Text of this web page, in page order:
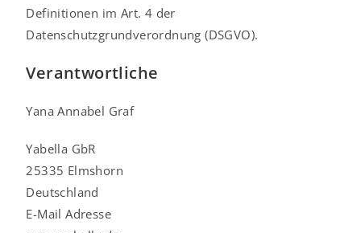
Definitionen im Art. 4 der
Datenschutzgrundverordnung (DSGVO).
Verantwortliche
Yana Annabel Graf
Yabella GbR
25335 Elmshorn
Deutschland
E-Mail Adresse